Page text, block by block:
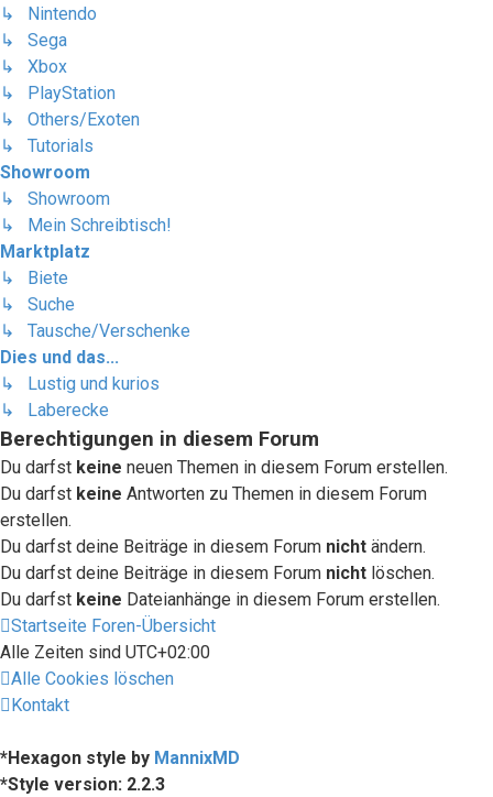
↳ Nintendo
↳ Sega
↳ Xbox
↳ PlayStation
↳ Others/Exoten
↳ Tutorials
Showroom
↳ Showroom
↳ Mein Schreibtisch!
Marktplatz
↳ Biete
↳ Suche
↳ Tausche/Verschenke
Dies und das...
↳ Lustig und kurios
↳ Laberecke
Berechtigungen in diesem Forum
Du darfst keine neuen Themen in diesem Forum erstellen.
Du darfst keine Antworten zu Themen in diesem Forum
erstellen.
Du darfst deine Beiträge in diesem Forum nicht ändern.
Du darfst deine Beiträge in diesem Forum nicht löschen.
Du darfst keine Dateianhänge in diesem Forum erstellen.
Startseite Foren-Übersicht
Alle Zeiten sind UTC+02:00
Alle Cookies löschen
Kontakt
*Hexagon style by MannixMD
*Style version: 2.2.3